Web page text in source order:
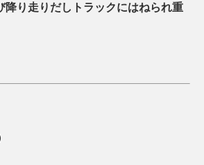
降り走りだしトラックにはねられ重